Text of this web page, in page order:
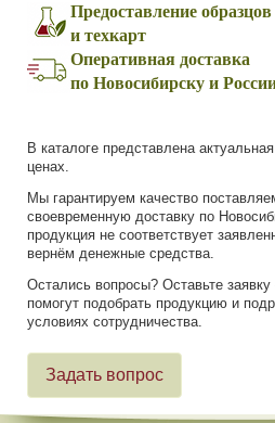
Предоставление образцов
и техкарт
Оперативная доставка
по Новосибирску и
В каталоге представлена
ценах.
Мы гарантируем качество
своевременную доставку по
продукция не соответствует
вернём денежные средства.
Остались вопросы? Оставьте
помогут подобрать продукцию и
условиях сотрудничества.
Задать вопрос